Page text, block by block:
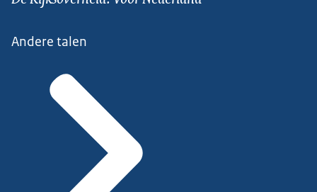
Samen bespreken zij elke zes weken hoe het gaat.
Werknemer en werkgever kijken telkens samen
wat de volgende stap is
Zo gaan werkgever én werknemer samen voor
werk en gezondheid.
Want verantwoord terugkeren naar werk, is beter
dan lang thuis zitten.
Andere talen